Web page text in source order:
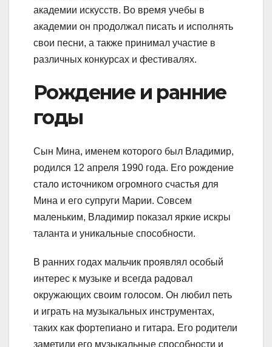
академии искусств. Во время учебы в
академии он продолжал писать и исполнять
свои песни, а также принимал участие в
различных конкурсах и фестивалях.
Рождение и ранние
годы
Сын Мина, именем которого был Владимир,
родился 12 апреля 1990 года. Его рождение
стало источником огромного счастья для
Мина и его супруги Марии. Совсем
маленьким, Владимир показал яркие искры
таланта и уникальные способности.
В ранних годах мальчик проявлял особый
интерес к музыке и всегда радовал
окружающих своим голосом. Он любил петь
и играть на музыкальных инструментах,
таких как фортепиано и гитара. Его родители
заметили его музыкальные способности и